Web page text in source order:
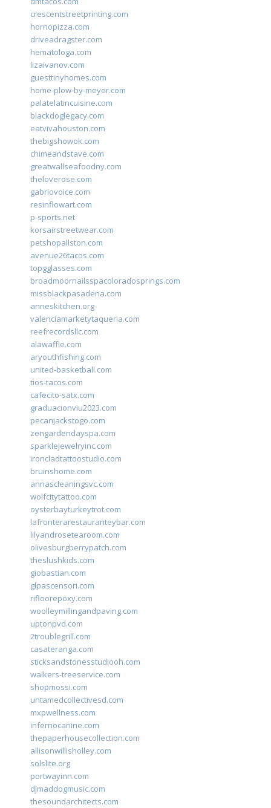
crescentstreetprinting.com
hornopizza.com
driveadragster.com
hematologa.com
lizaivanov.com
guesttinyhomes.com
home-plow-by-meyer.com
palatelatincuisine.com
blackdoglegacy.com
eatvivahouston.com
thebigshowok.com
chimeandstave.com
greatwallseafoodny.com
theloverose.com
gabriovoice.com
resinflowart.com
p-sports.net
korsairstreetwear.com
petshopallston.com
avenue26tacos.com
topgglasses.com
broadmoornailsspacoloradosprings.com
missblackpasadena.com
anneskitchen.org
valenciamarketytaqueria.com
reefrecordsllc.com
alawaffle.com
aryouthfishing.com
united-basketball.com
tios-tacos.com
cafecito-satx.com
graduacionviu2023.com
pecanjackstogo.com
zengardendayspa.com
sparklejewelryinc.com
ironcladtattoostudio.com
bruinshome.com
annascleaningsvc.com
wolfcitytattoo.com
oysterbayturkeytrot.com
lafronterarestauranteybar.com
lilyandrosetearoom.com
olivesburgberrypatch.com
theslushkids.com
giobastian.com
glpascensori.com
rifloorepoxy.com
woolleymillingandpaving.com
uptonpvd.com
2troublegrill.com
casateranga.com
sticksandstonesstudiooh.com
walkers-treeservice.com
shopmossi.com
untamedcollectivesd.com
mxpwellness.com
infernocanine.com
thepaperhousecollection.com
allisonwillisholley.com
solslite.org
portwayinn.com
djmaddogmusic.com
thesoundarchitects.com